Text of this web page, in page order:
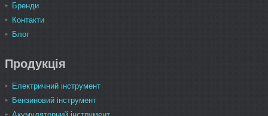
Бренди
Контакти
Блог
Продукція
Електричний інструмент
Бензиновий інструмент